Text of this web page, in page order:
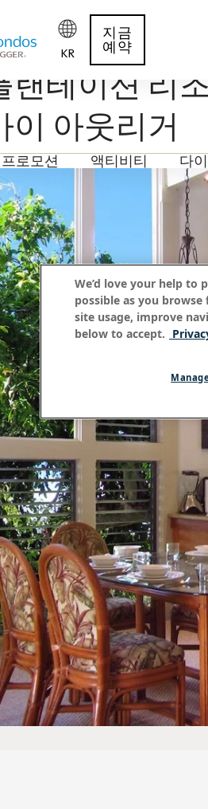
KR
지금
예약
랜테이션 리
이 아웃리거
프로모션 액티비티 다
We’d love your help to
possible as you
site usage, improve
below to accept.